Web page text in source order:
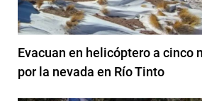
Evacuan en helicóptero a cinco
por la nevada en Río Tinto